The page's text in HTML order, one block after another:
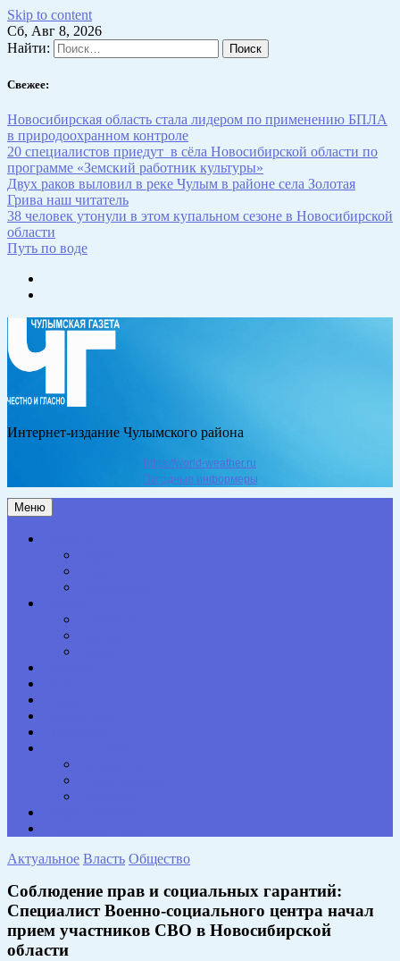
Skip to content
Сб, Авг 8, 2026
Найти:
Свежее:
Новосибирская область стала лидером по применению БПЛА
в природоохранном контроле
20 специалистов приедут в сёла Новосибирской области по
программе «Земский работник культуры»
Двух раков выловил в реке Чулым в районе села Золотая
Грива наш читатель
38 человек утонули в этом купальном сезоне в Новосибирской
области
Путь по воде
Интернет-издание Чулымского района
https://world-weather.ru
Погодные информеры
Меню
Актуальное Власть Общество
Соблюдение прав и социальных гарантий:
Специалист Военно-социального центра начал
прием участников СВО в Новосибирской
области